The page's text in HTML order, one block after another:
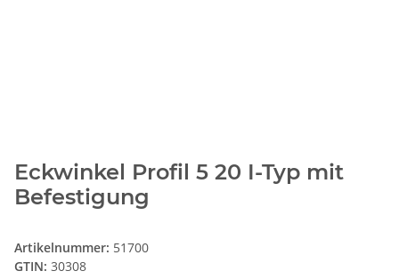
Eckwinkel Profil 5 20 I-Typ mit
Befestigung
Artikelnummer: 51700
GTIN: 30308